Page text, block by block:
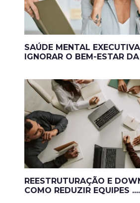
SAÚDE MENTAL
IGNORAR O BEM-ESTAR DA
REESTRUTURAÇÃO E
COMO REDUZIR EQUIPES